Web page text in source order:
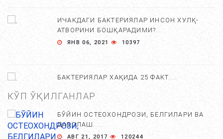
ИЧАКДАГИ БАКТЕРИЯЛАР ИНСОН ХУЛҚ-
АТВОРИНИ БОШҚАРАДИМИ?...
ЯНВ 06, 2021 10397
БАКТЕРИЯЛАР ХАҚИДА 25 ФАКТ....
КЎП ЎҚИЛГАНЛАР
БЎЙИН ОСТЕОХОНДРОЗИ, БЕЛГИЛАРИ ВА
ДАВОЛАШ. ...
АВГ 21, 2017 120244